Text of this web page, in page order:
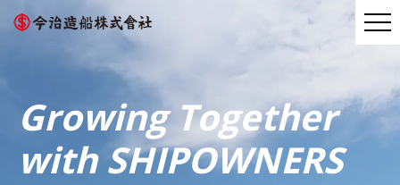
Growing Together
with SHIPOWNERS